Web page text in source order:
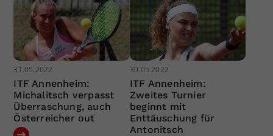
31.05.2022
ITF Annenheim:
Michalitsch verpasst
Überraschung, auch
Österreicher out
30.05.2022
ITF Annenheim:
Zweites Turnier
beginnt mit
Enttäuschung für
Antonitsch